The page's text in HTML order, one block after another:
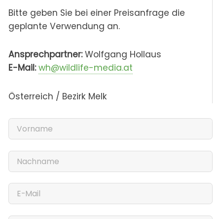
Bitte geben Sie bei einer Preisanfrage die
geplante Verwendung an.
Ansprechpartner:Wolfgang Hollaus
E-Mail: wh@wildlife-media.at
Österreich / Bezirk Melk